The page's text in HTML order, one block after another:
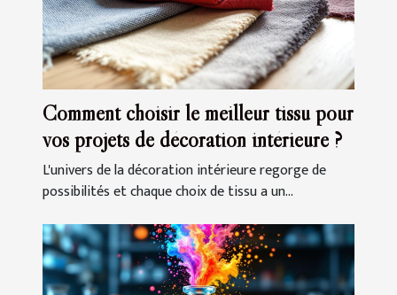
Comment choisir le meilleur tissu pour
vos projets de décoration intérieure ?
L'univers de la décoration intérieure regorge de
possibilités et chaque choix de tissu a un...